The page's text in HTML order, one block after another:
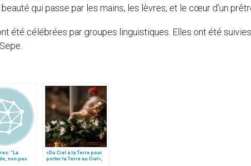
qui passe par les mains, les lèvres, et le cœur d’un
été célébrées par groupes linguistiques. Elles ont été
"La
non pas
«Du Ciel à la Terre pour
porter la Terre au Ciel»,